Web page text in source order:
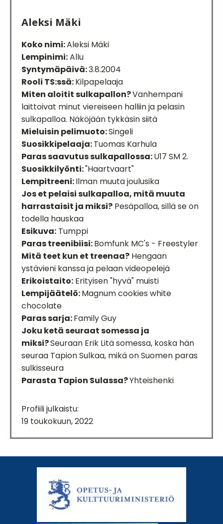
Aleksi Mäki
Koko nimi:Aleksi Mäki
Lempinimi:Allu
Syntymäpäivä:3.8.2004
Rooli TS:ssä:Kilpapelaaja
Miten aloitit sulkapallon?Vanhempani
laittoivat minut viereiseen halliin ja pelasin
sulkapalloa. Näköjään tykkäsin siitä
Mieluisin pelimuoto:Singeli
Suosikkipelaaja:Tuomas Karhula
Paras saavutus sulkapallossa:U17 SM 2.
Suosikkilyönti:"Haartvaart"
Lempitreeni:Ilman muuta joulusika
Jos et pelaisi sulkapalloa, mitä muuta
harrastaisit ja miksi? Pesäpalloa, sillä se on
todella hauskaa
Esikuva: Tumppi
Paras treenibiisi:Bomfunk MC's - Freestyler
Mitä teet kun et treenaa? Hengaan
ystävieni kanssa ja pelaan videopelejä
Erikoistaito: Erityisen "hyvä" muisti
Lempijäätelö:Magnum cookies white
chocolate
Paras sarja:Family Guy
Joku ketä seuraat somessa ja
miksi?Seuraan Erik Litä somessa, koska hän
seuraa Tapion Sulkaa, mikä on Suomen paras
sulkisseura
Parasta Tapion Sulassa?Yhteishenki
Profiili julkaistu:
19 toukokuun, 2022